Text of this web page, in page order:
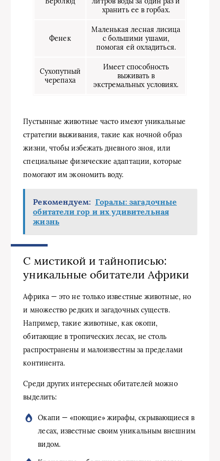
хранить ее в горбах.
Фенек
Маленькая лесная лисица
с большими ушами,
помогая ей охладиться.
Сухопутный
черепаха
Имеет способность
выживать в
экстремальных условиях.
Пустынные животные часто имеют уникальные
стратегии выживания, такие как ночной образ
жизни, чтобы избежать дневного зноя, или
специальные физические адаптации, которые
помогают им экономить воду.
Рекомендуем: Горалы: загадочные
обитатели гор и их удивительная
жизнь
С мистикой и тайнописью:
уникальные обитатели Африки
Африка — это не только известные животные, но
и множество редких и загадочных существ.
Например, такие животные, как окопи,
обитающие в тропических лесах, не столь
распространены и малоизвестны за пределами
континента.
Среди других интересных обитателей можно
выделить:
Окапи — «поющие» жирафы, скрывающиеся в
лесах, известные своим уникальным внешним
видом.